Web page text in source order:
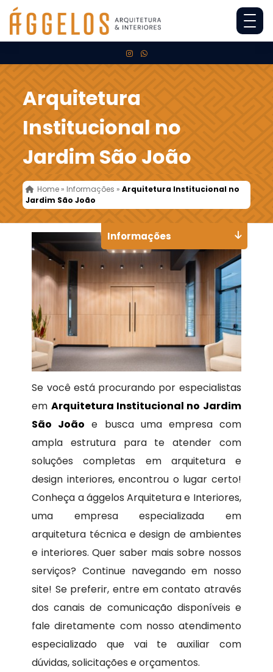
Arquitetura
Institucional no
Jardim São João
Home » Informações »Arquitetura Institucional no
Jardim São João
Se você está procurando por especialistas
em Arquitetura Institucional no Jardim
São João e busca uma empresa com
ampla estrutura para te atender com
soluções completas em arquitetura e
design interiores, encontrou o lugar certo!
Conheça a ággelos Arquitetura e Interiores,
uma empresa especializada em
arquitetura técnica e design de ambientes
e interiores. Quer saber mais sobre nossos
serviços? Continue navegando em nosso
site! Se preferir, entre em contato através
dos canais de comunicação disponíveis e
fale diretamente com nosso atendimento
especializado que vai te auxiliar com
dúvidas, solicitações e orçamentos.
Informações